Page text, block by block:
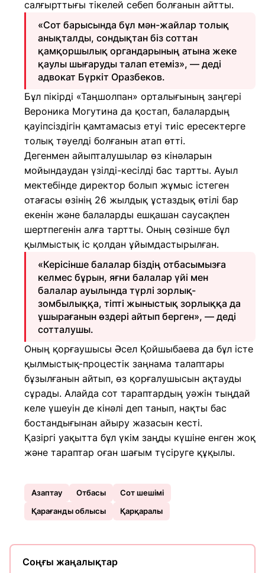
салғырттығы тікелей себеп болғанын айтты.
«Сот барысында бұл мән-жайлар толық
анықталды, сондықтан біз соттан
қамқоршылық органдарының атына жеке
қаулы шығаруды талап етеміз», — деді
адвокат Бүркіт Оразбеков.
Бұл пікірді «Таңшолпан» орталығының заңгері
Вероника Могутина да қостап, балалардың
қауіпсіздігін қамтамасыз етуі тиіс ересектерге
толық тәуелді болғанын атап өтті.
Дегенмен айыпталушылар өз кінәларын
мойындаудан үзілді-кесілді бас тартты. Ауыл
мектебінде директор болып жұмыс істеген
отағасы өзінің 26 жылдық ұстаздық өтілі бар
екенін және балаларды ешқашан саусақпен
шертпегенін алға тартты. Оның сөзінше бұл
қылмыстық іс қолдан ұйымдастырылған.
«Керісінше балалар біздің отбасымызға
келмес бұрын, яғни балалар үйі мен
балалар ауылында түрлі зорлық-
зомбылыққа, тіпті жыныстық зорлыққа да
ұшырағанын өздері айтып берген», — деді
сотталушы.
Оның қорғаушысы Әсел Қойшыбаева да бұл істе
қылмыстық-процестік заңнама талаптары
бұзылғанын айтып, өз қорғалушысын ақтауды
сұрады. Алайда сот тараптардың уәжін тыңдай
келе үшеуін де кінәлі деп танып, нақты бас
бостандығынан айыру жазасын кесті.
Қазіргі уақытта бұл үкім заңды күшіне енген жоқ
және тараптар оған шағым түсіруге құқылы.
Азаптау Отбасы
Сот шешімі
Қарағанды облысы
Қарқаралы
Соңғы жаңалықтар